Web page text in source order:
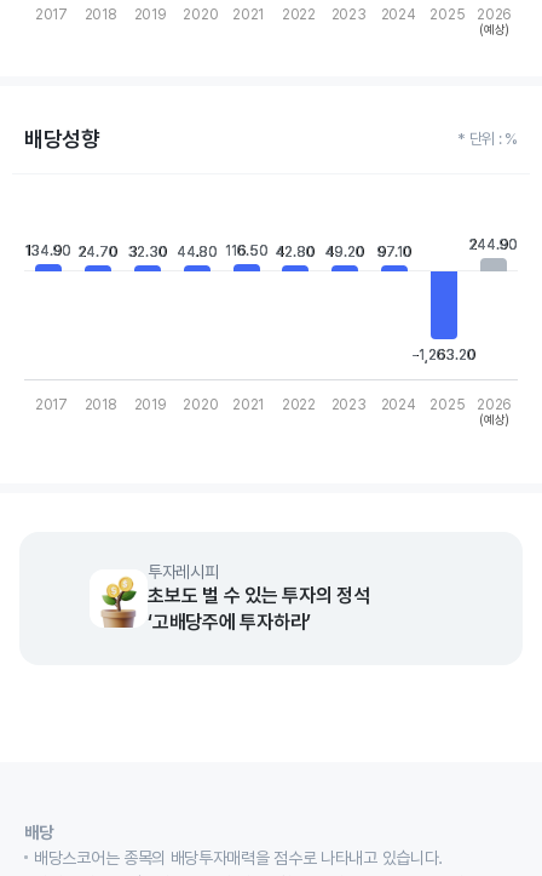
2017 2018 2019 2020 2021 2022 2023 2024 2025 2026
(예상)
배당성향 * 단위 : %
View as data table, Chart
The chart has 1 X axis displaying categories.
134.90
134.90 24.70
24.70 32.30
32.30 44.80
44.80 116.50
116.50 42.80
42.80 49.20
49.20 97.10
97.10
-1,263.20
-1,263.20
244.90
244.90
2017 2018 2019 2020 2021 2022 2023 2024 2025 2026
(예상)
투자레시피
초보도 벌 수 있는 투자의 정석
‘고배당주에 투자하라’
배당
배당스코어는 종목의 배당투자매력을 점수로 나타내고 있습니다.